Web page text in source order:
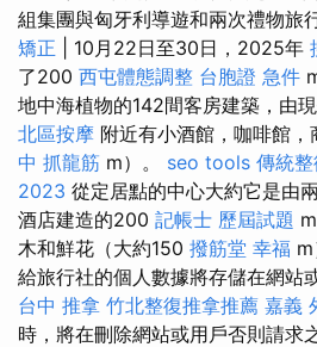
組集團與匈牙利導遊和兩次禮物旅
矯正 | 10月22日至30日，2025年
了200 西屯體態調整 台胞證 急件
地中海植物的142間客房建築，由
北區按摩 附近有小酒館，咖啡館
中 抓龍筋 m）。 seo tools 傳統
2023 從定居點的中心大約它是由
酒店建造的200 記帳士 歷屆試題
木和鮮花（大約150 撥筋堂 幸福
給旅行社的個人數據將存儲在網站
台中 推拿 竹北整復推拿推薦 嘉義
時，將在刪除網站或用戶否則請求